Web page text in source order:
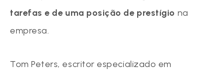
tarefas e de uma posição de prestígio na
empresa.
Tom Peters, escritor especializado em